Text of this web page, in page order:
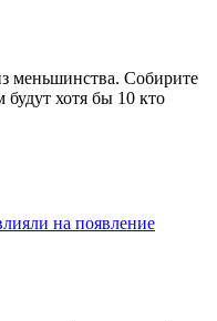
меньшинства. Собирите
хотя бы 10 кто
на появление